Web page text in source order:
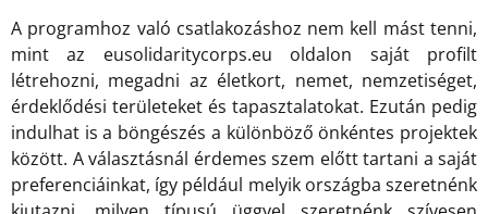
A programhoz való csatlakozáshoz nem kell mást tenni,
mint az eusolidaritycorps.eu oldalon saját profilt
létrehozni, megadni az életkort, nemet, nemzetiséget,
érdeklődési területeket és tapasztalatokat. Ezután pedig
indulhat is a böngészés a különböző önkéntes projektek
között. A választásnál érdemes szem előtt tartani a saját
preferenciáinkat, így például melyik országba szeretnénk